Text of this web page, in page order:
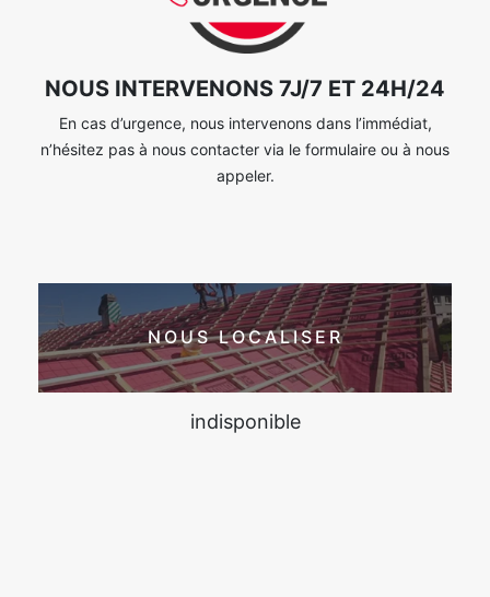
NOUS INTERVENONS 7J/7 ET 24H/24
En cas d’urgence, nous intervenons dans l’immédiat,
n’hésitez pas à nous contacter via le formulaire ou à nous
appeler.
NOUS LOCALISER
indisponible